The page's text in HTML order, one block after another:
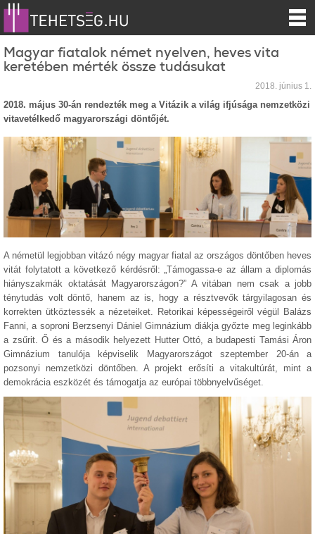
Magyar fiatalok német nyelven, heves vita
keretében mérték össze tudásukat
2018. június 1.
2018. május 30-án rendezték meg a Vitázik a világ ifjúsága nemzetközi
vitavetélkedő magyarországi döntőjét.
A németül legjobban vitázó négy magyar fiatal az országos döntőben heves
vitát folytatott a következő kérdésről: „Támogassa-e az állam a diplomás
hiányszakmák oktatását Magyarországon?” A vitában nem csak a jobb
ténytudás volt döntő, hanem az is, hogy a résztvevők tárgyilagosan és
korrekten ütköztessék a nézeteiket. Retorikai képességeiről végül Balázs
Fanni, a soproni Berzsenyi Dániel Gimnázium diákja győzte meg leginkább
a zsűrit. Ő és a második helyezett Hutter Ottó, a budapesti Tamási Áron
Gimnázium tanulója képviselik Magyarországot szeptember 20-án a
pozsonyi nemzetközi döntőben. A projekt erősíti a vitakultúrát, mint a
demokrácia eszközét és támogatja az európai többnyelvűséget.